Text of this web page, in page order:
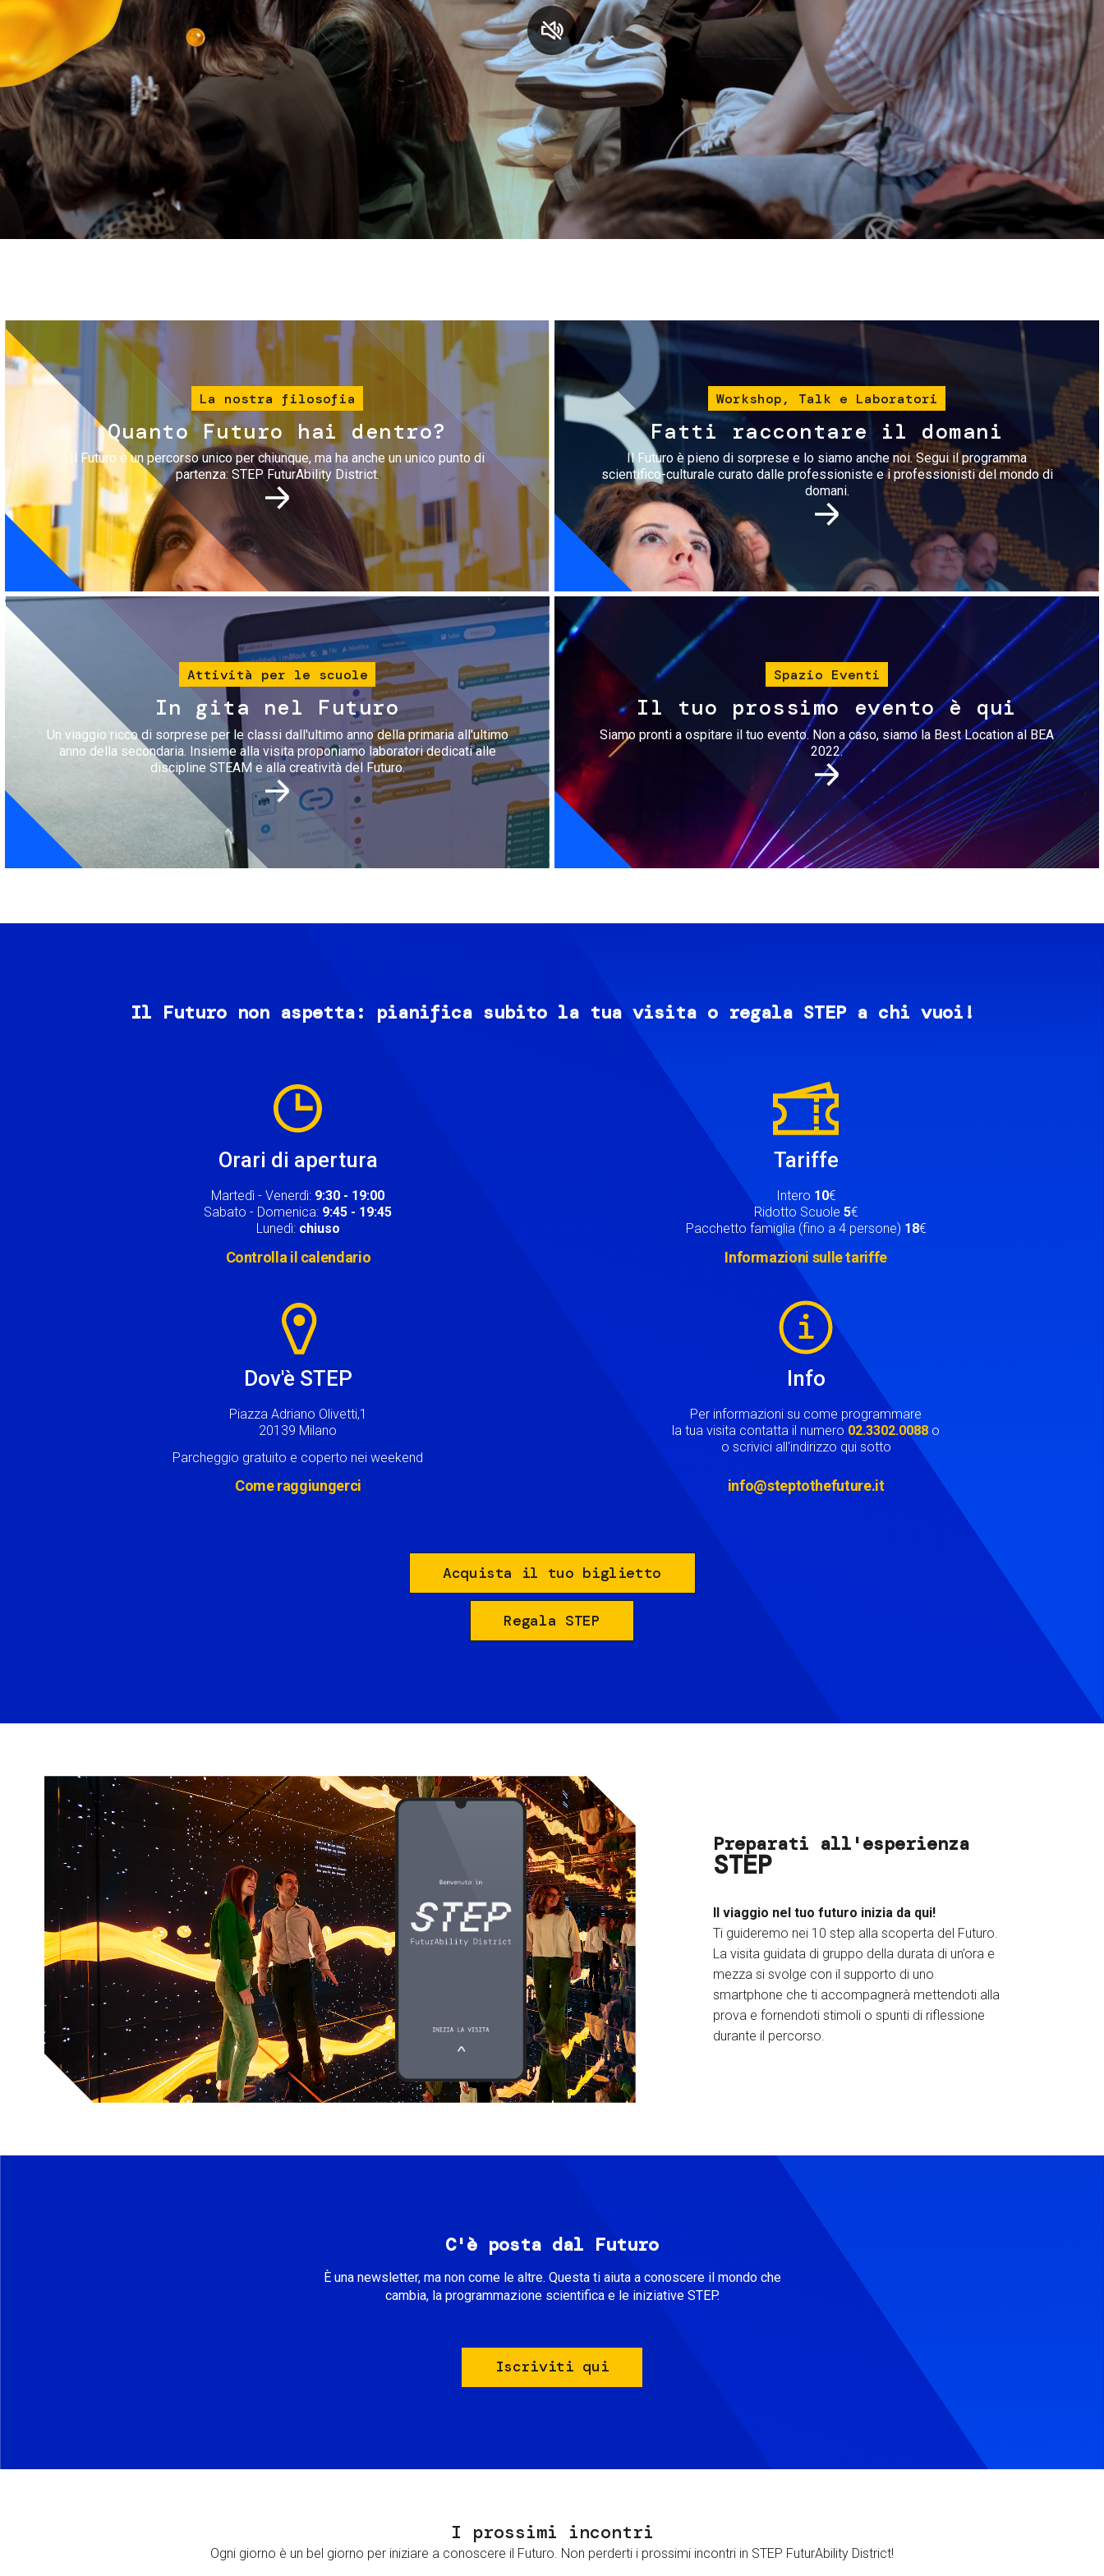
Servizi e accessibilità
Contatti
Biglietti
Immagine
La nostra filosofia
Quanto Futuro hai dentro?
Il Futuro è un percorso unico per chiunque, ma ha anche un unico punto di
partenza: STEP FuturAbility District.
Immagine
Workshop, Talk e Laboratori
Fatti raccontare il domani
Il Futuro è pieno di sorprese e lo siamo anche noi. Segui il programma
scientifico-culturale curato dalle professioniste e i professionisti del mondo di
domani.
Immagine
Attività per le scuole
In gita nel Futuro
Un viaggio ricco di sorprese per le classi dall'ultimo anno della primaria all'ultimo
anno della secondaria. Insieme alla visita proponiamo laboratori dedicati alle
discipline STEAM e alla creatività del Futuro.
Immagine
Spazio Eventi
Il tuo prossimo evento è qui
Siamo pronti a ospitare il tuo evento. Non a caso, siamo la Best Location al BEA
2022.
Il Futuro non aspetta: pianifica subito la tua visita o regala STEP a chi vuoi!
Orari di apertura
Martedì - Venerdì: 9:30 - 19:00
Sabato - Domenica: 9:45 - 19:45
Lunedì: chiuso
Controlla il calendario
Tariffe
Intero 10€
Ridotto Scuole 5€
Pacchetto famiglia (fino a 4 persone) 18€
Informazioni sulle tariffe
Dov'è STEP
Piazza Adriano Olivetti,1
20139 Milano
Parcheggio gratuito e coperto nei weekend
Come raggiungerci
Info
Per informazioni su come programmare
la tua visita contatta il numero 02.3302.0088 o
o scrivici all'indirizzo qui sotto
info@steptothefuture.it
Acquista il tuo biglietto
Regala STEP
Preparati all'esperienza
STEP
Il viaggio nel tuo futuro inizia da qui!
Ti guideremo nei 10 step alla scoperta del Futuro.
La visita guidata di gruppo della durata di un’ora e
mezza si svolge con il supporto di uno
smartphone che ti accompagnerà mettendoti alla
prova e fornendoti stimoli o spunti di riflessione
durante il percorso.
C'è posta dal Futuro
È una newsletter, ma non come le altre. Questa ti aiuta a conoscere il mondo che
cambia, la programmazione scientifica e le iniziative STEP.
Iscriviti qui
I prossimi incontri
Ogni giorno è un bel giorno per iniziare a conoscere il Futuro. Non perderti i prossimi incontri in STEP FuturAbility District!